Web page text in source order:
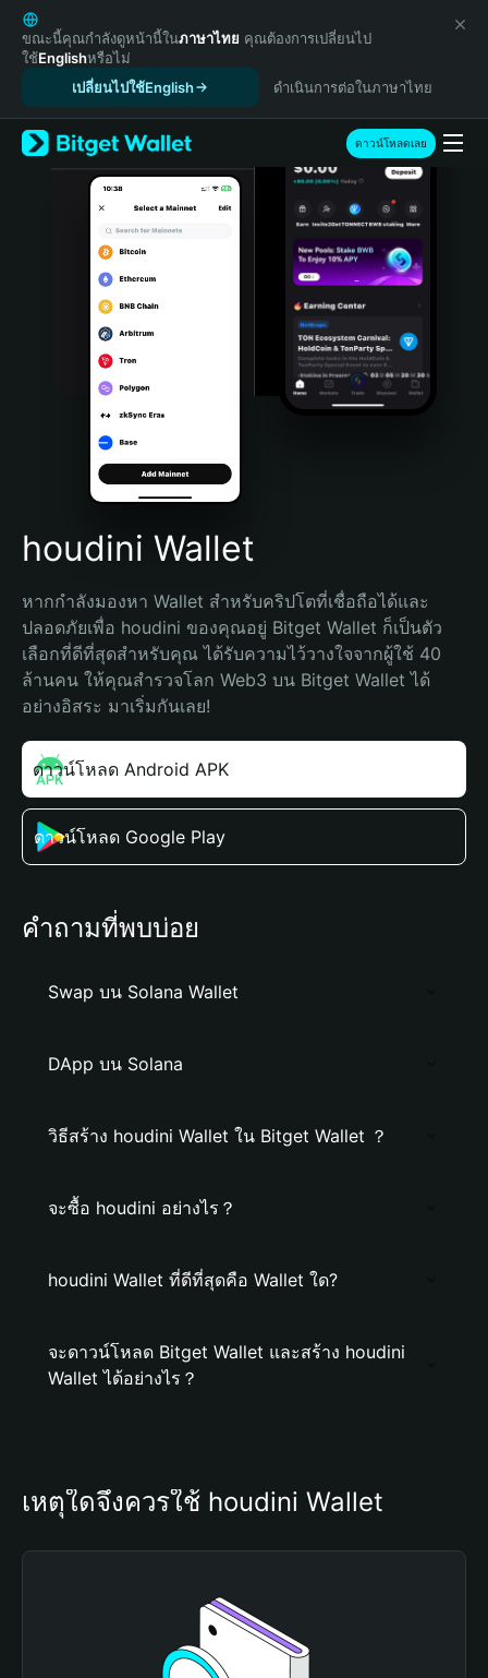
English
日本語
Tiếng Việt
Español (Latinoamérica)
Türkçe
Italiano
Português (Portugal)
Bahasa Indonesia
Português (Brasil)
Español (Argentina)
ขณะนี้คุณกำลังดูหน้านี้ในภาษาไทย คุณต้องการเปลี่ยนไป
ใช้Englishหรือไม่
เปลี่ยนไปใช้English
ดำเนินการต่อในภาษาไทย
ดาวน์โหลดเลย
houdini Wallet
หากกำลังมองหา Wallet สำหรับคริปโตที่เชื่อถือได้และ
ปลอดภัยเพื่อ houdini ของคุณอยู่ Bitget Wallet ก็เป็นตัว
เลือกที่ดีที่สุดสำหรับคุณ ได้รับความไว้วางใจจากผู้ใช้ 40
ล้านคน ให้คุณสำรวจโลก Web3 บน Bitget Wallet ได้
อย่างอิสระ มาเริ่มกันเลย!
ดาวน์โหลด Android APK
ดาวน์โหลด Google Play
คำถามที่พบบ่อย
Swap บน Solana Wallet
DApp บน Solana
วิธีสร้าง houdini Wallet ใน Bitget Wallet ？
จะซื้อ houdini อย่างไร？
houdini Wallet ที่ดีที่สุดคือ Wallet ใด?
จะดาวน์โหลด Bitget Wallet และสร้าง houdini
Wallet ได้อย่างไร？
เหตุใดจึงควรใช้ houdini Wallet